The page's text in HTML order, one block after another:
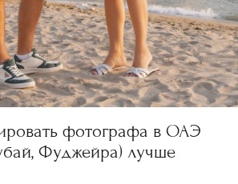
фотографа в ОАЭ
Фуджейра) лучше